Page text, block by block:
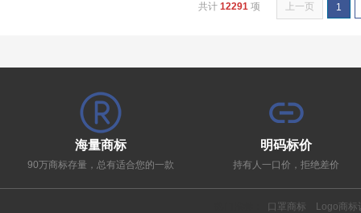
共计 12291 项 上一页 1
海量商标
90万商标存量，总有适合您的一款
明码标价
持有人一口价，拒绝差价
口罩商标 Logo商标